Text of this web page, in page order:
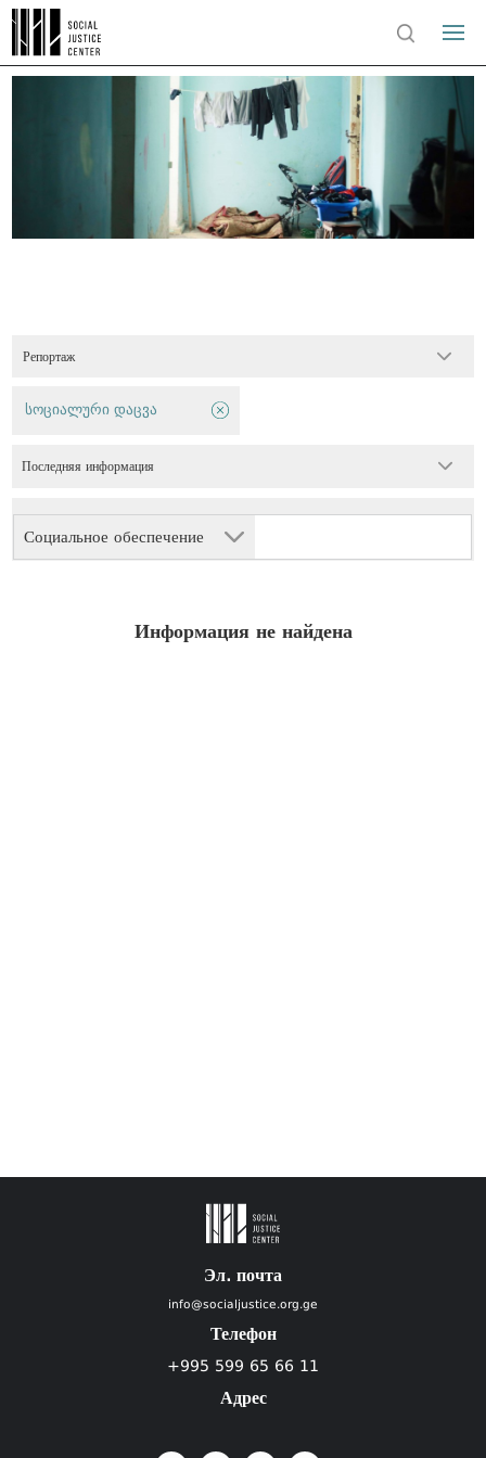
Репортаж
Социальное обеспечение
სოციალური დაცვა
Последняя информация
Информация не найдена
Эл. почта
info@socialjustice.org.ge
Телефон
+995 599 65 66 11
Адрес